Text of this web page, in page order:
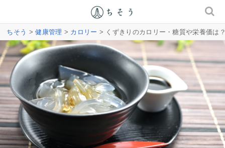
ちそう >健康管理 > カロリー > くずきりのカロリー・糖質や栄養価は